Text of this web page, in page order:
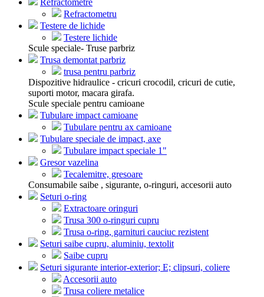
Refractometre
Refractometru
Testere de lichide
Testere lichide
Scule speciale- Truse parbriz
Trusa demontat parbriz
trusa pentru parbriz
Dispozitive hidraulice - cricuri crocodil, cricuri de cutie,
suporti motor, macara girafa.
Scule speciale pentru camioane
Tubulare impact camioane
Tubulare pentru ax camioane
Tubulare speciale de impact, axe
Tubulare impact speciale 1"
Gresor vazelina
Tecalemitre, gresoare
Consumabile saibe , sigurante, o-ringuri, accesorii auto
Seturi o-ring
Extractoare oringuri
Trusa 300 o-ringuri cupru
Trusa o-ring, garnituri cauciuc rezistent
Seturi saibe cupru, aluminiu, textolit
Saibe cupru
Seturi sigurante interior-exterior; E; clipsuri, coliere
Accesorii auto
Trusa coliere metalice